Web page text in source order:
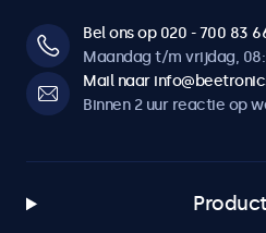
Bel ons op 020 - 700 83
Maandag t/m vrijdag,
Mail naar
Binnen 2 uur reactie op